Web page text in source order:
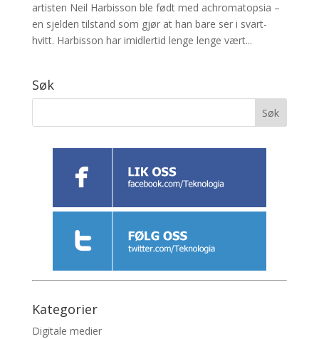
artisten Neil Harbisson ble født med achromatopsia –
en sjelden tilstand som gjør at han bare ser i svart-
hvitt. Harbisson har imidlertid lenge lenge vært...
Søk
Kategorier
Digitale medier